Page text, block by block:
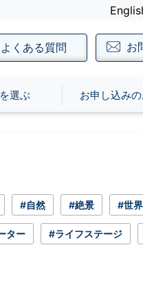
よくある質問 お
選ぶ お申し込み
#自然 #絶景 #世
ター #ライフステージ